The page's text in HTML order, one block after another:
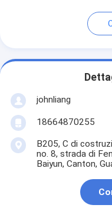
johnliang
18664870255
B205, C di
no. 8, strada di
Baiyun, Canton,